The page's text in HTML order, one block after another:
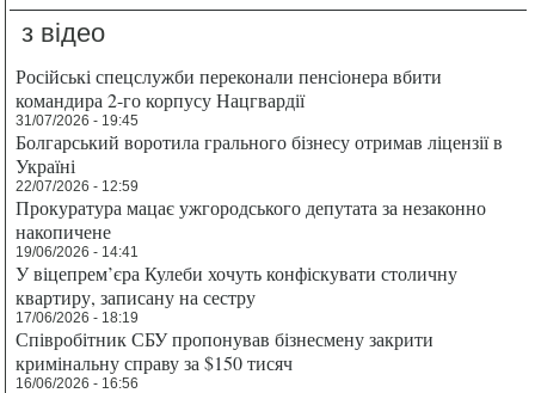
з відео
Російські спецслужби переконали пенсіонера вбити
командира 2-го корпусу Нацгвардії
31/07/2026 - 19:45
Болгарський воротила грального бізнесу отримав ліцензії в
Україні
22/07/2026 - 12:59
Прокуратура мацає ужгородського депутата за незаконно
накопичене
19/06/2026 - 14:41
У віцепрем’єра Кулеби хочуть конфіскувати столичну
квартиру, записану на сестру
17/06/2026 - 18:19
Співробітник СБУ пропонував бізнесмену закрити
кримінальну справу за $150 тисяч
16/06/2026 - 16:56